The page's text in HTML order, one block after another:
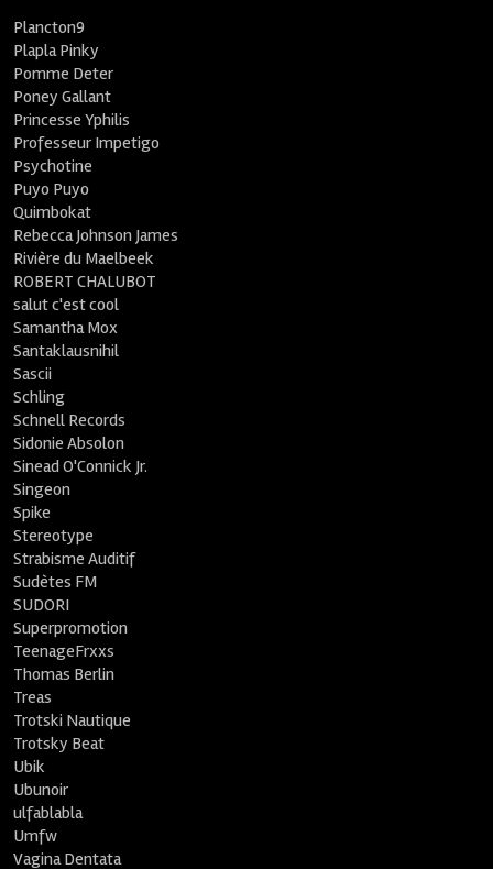
Plancton9
Plapla Pinky
Pomme Deter
Poney Gallant
Princesse Yphilis
Professeur Impetigo
Psychotine
Puyo Puyo
Quimbokat
Rebecca Johnson James
Rivière du Maelbeek
ROBERT CHALUBOT
salut c'est cool
Samantha Mox
Santaklausnihil
Sascii
Schling
Schnell Records
Sidonie Absolon
Sinead O'Connick Jr.
Singeon
Spike
Stereotype
Strabisme Auditif
Sudètes FM
SUDORI
Superpromotion
TeenageFrxxs
Thomas Berlin
Treas
Trotski Nautique
Trotsky Beat
Ubik
Ubunoir
ulfablabla
Umfw
Vagina Dentata